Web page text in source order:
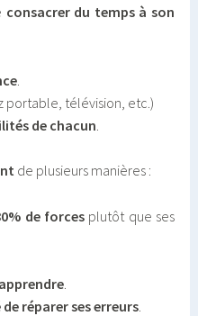
consacrer du temps à son
.
portable, télévision, etc.)
de chacun
de plusieurs manières :
de forcesplutôt que ses
.
réparer ses erreurs.